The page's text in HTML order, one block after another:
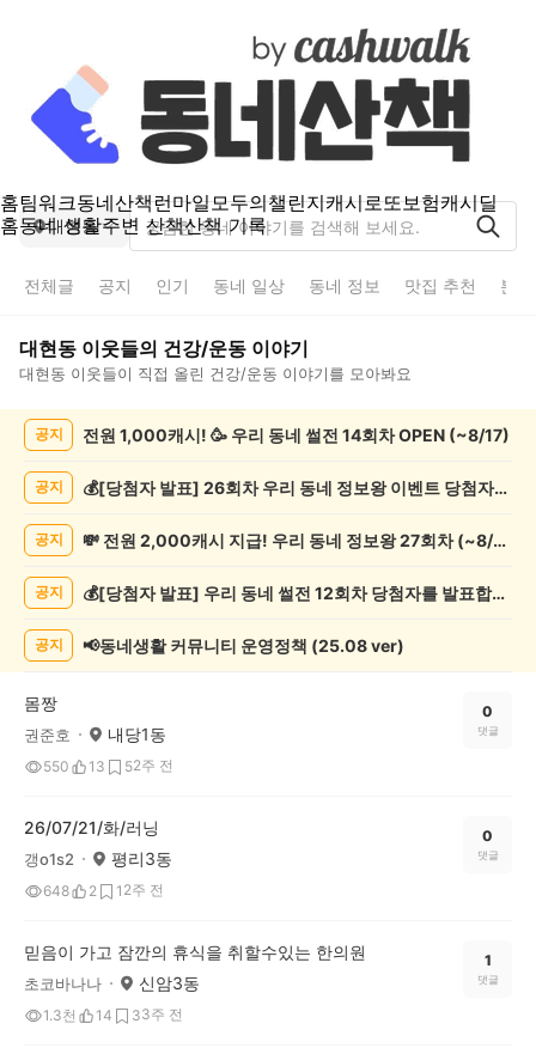
홈팀워크동네산책런마일모두의챌린지캐시로또보험캐시딜
홈동네 생활주변 산책산책 기록
대현동
전체글 공지 인기 동네 일상 동네 정보 맛집 추천 분
대현동 이웃들의 건강/운동 이야기
대현동 이웃들이 직접 올린 건강/운동 이야기를 모아봐요
록
공지 전원 1,000캐시! 🥳 우리 동네 썰전 14회차 OPEN (~8/17)
공지 💰[당첨자 발표] 26회차 우리 동네 정보왕 이벤트 당첨자를 발표합니다!
공지 💸 전원 2,000캐시 지급! 우리 동네 정보왕 27회차 (~8/10)
공지 💰[당첨자 발표] 우리 동네 썰전 12회차 당첨자를 발표합니다!
공지 📢동네생활 커뮤니티 운영정책 (25.08 ver)
몸짱
권준호 내당1동
550 13 52주 전
0
댓글
26/07/21/화/러닝
갱o1s2 평리3동
648 2 1 2주 전
0
댓글
믿음이 가고 잠깐의 휴식을 취할수있는 한의원
초코바나나 신암3동
1.3천 14 33주 전
1
댓글